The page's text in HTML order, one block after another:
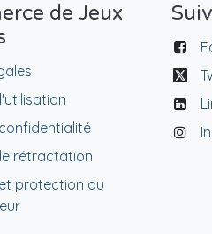
de Jeux
rétractation
protection du